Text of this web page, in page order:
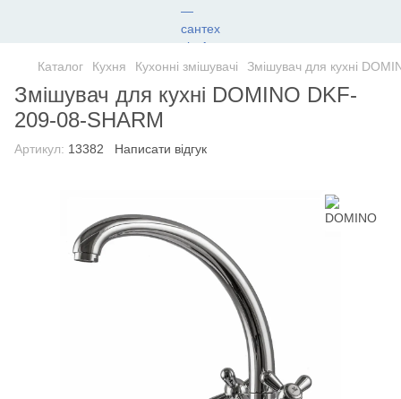
Каталог Кухня Кухонні змішувачі Змішувач для кухні
Змішувач для кухні DOMINO DKF-
209-08-SHARM
Артикул: 13382 Написати відгук